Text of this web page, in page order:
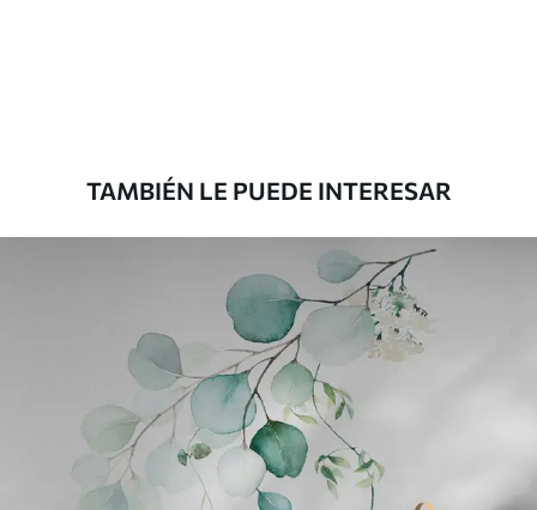
Vinilo Premium
1266.67$760.00/m²
920 .00/m²
TAMBIÉN LE PUEDE INTERESAR